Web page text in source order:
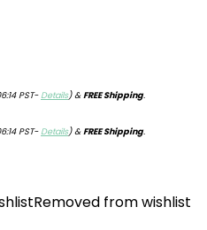
PST- Details)&FREE Shipping.
PST- Details)&FREE Shipping.
Removed from wishlist